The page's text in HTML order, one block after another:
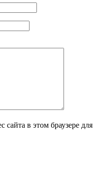
сайта в этом браузере для